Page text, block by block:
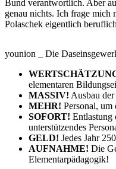
Bund verantwortlich. Aber
genau nichts. Ich frage
Polaschek eigentlich
younion _ Die
elementaren
MASSIV! Ausbau
MEHR! Personal, um
SOFORT! Entlastung
unterstützendes
GELD! Jedes Jahr
AUFNAHME! Die
Elementarpädagogik!